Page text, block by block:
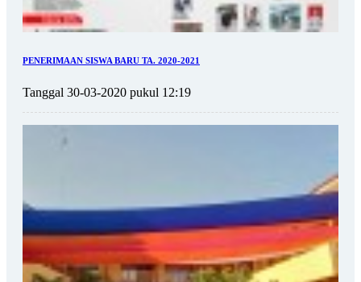
PENERIMAAN SISWA BARU TA. 2020-2021
Tanggal 30-03-2020 pukul 12:19